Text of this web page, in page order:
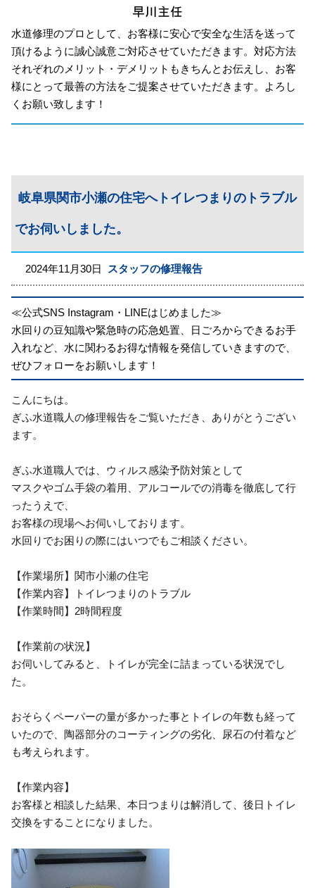
水道修理のプロとして、お客様に安心で安全な生活を送って
頂けるように誠心誠意ご対応させていただきます。対応方法
それぞれのメリット・デメリットもきちんとお伝えし、お客
様にとって最善の方法をご提案させていただきます。よろし
くお願い致します！
岐阜県関市小瀬の住宅へトイレつまりのトラブル
でお伺いしました。
2024年11月30日 スタッフの修理報告
≪公式SNS Instagram・LINEはじめました≫
水回りの豆知識や緊急時の応急処置、日ごろからできるお手
入れなど、水に関わるお得な情報を発信していきますので、
ぜひフォローをお願いします！
こんにちは。
ぎふ水道職人の修理報告をご覧いただき、ありがとうござい
ます。
ぎふ水道職人では、ウィルス感染予防対策として
マスクやゴム手袋の着用、アルコールでの消毒を徹底して行
ったうえで、
お客様の現場へお伺いしております。
水回りでお困りの際にはいつでもご相談ください。
【作業場所】関市小瀬の住宅
【作業内容】トイレつまりのトラブル
【作業時間】2時間程度
【作業前の状況】
お伺いしてみると、トイレが完全に詰まっている状況でし
た。
おそらくペーパーの量が多かった事とトイレの年数も経って
いたので、陶器部分のコーティングの劣化、尿石の付着など
も考えられます。
【作業内容】
お客様と相談した結果、本日つまりは解消して、後日トイレ
交換をすることになりました。